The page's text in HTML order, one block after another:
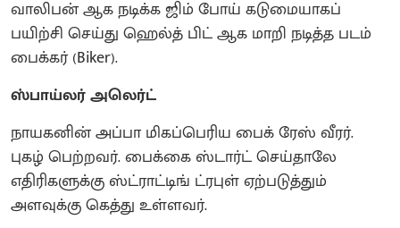
வாலிபன் ஆக நடிக்க ஜிம் போய் கடுமையாகப்
பயிற்சி செய்து ஹெல்த் பிட் ஆக மாறி நடித்த படம்
பைக்கர் (Biker).
ஸ்பாய்லர் அலெர்ட்
நாயகனின் அப்பா மிகப்பெரிய பைக் ரேஸ் வீரர்.
புகழ் பெற்றவர். பைக்கை ஸ்டார்ட் செய்தாலே
எதிரிகளுக்கு ஸ்ட்ராட்டிங் ட்ரபுள் ஏற்படுத்தும்
அளவுக்கு கெத்து உள்ளவர்.